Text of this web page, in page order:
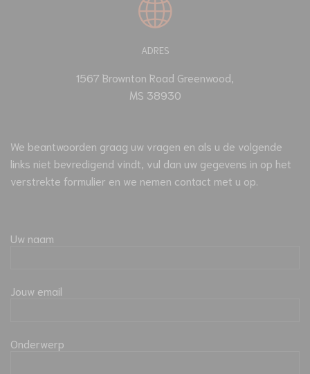
ADRES
1567 Brownton Road Greenwood,
MS 38930
We beantwoorden graag uw vragen en als u de volgende
links niet bevredigend vindt, vul dan uw gegevens in op het
verstrekte formulier en we nemen contact met u op.
Uw naam
Jouw email
Onderwerp